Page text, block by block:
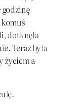
godzinę
komuś
dotknęła
Teraz była
życiem a